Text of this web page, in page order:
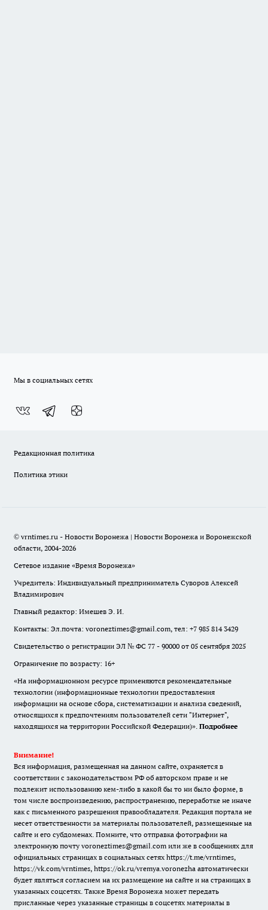
Мы в социальных сетях
Редакционная политика
Политика этики
© vrntimes.ru - Новости Воронежа | Новости Воронежа и Воронежской
области, 2004-2026
Сетевое издание «Время Воронежа»
Учредитель: Индивидуальный предприниматель Суворов Алексей
Владимирович
Главный редактор: Имешев Э. И.
Контакты: Эл.почта: voroneztimes@gmail.com, тел: +7 985 814 3429
Свидетельство о регистрации ЭЛ № ФС 77 - 90000 от 05 сентября 2025
Ограничение по возрасту: 16+
«На информационном ресурсе применяются рекомендательные
технологии (информационные технологии предоставления
информации на основе сбора, систематизации и анализа сведений,
относящихся к предпочтениям пользователей сети "Интернет",
находящихся на территории Российской Федерации)». Подробнее
Внимание!
Вся информация, размещенная на данном сайте, охраняется в
соответствии с законодательством РФ об авторском праве и не
подлежит использованию кем-либо в какой бы то ни было форме, в
том числе воспроизведению, распространению, переработке не иначе
как с письменного разрешения правообладателя. Редакция портала не
несет ответственности за материалы пользователей, размещенные на
сайте и его субдоменах. Помните, что отправка фотографии на
электронную почту voroneztimes@gmail.com или же в сообщениях для
официальных страницах в социальных сетях https://t.me/vrntimes,
https://vk.com/vrntimes, https://ok.ru/vremya.voronezha автоматически
будет являться согласием на их размещение на сайте и на страницах в
указанных соцсетях. Также Время Воронежа может передать
присланные через указанные страницы в соцсетях материалы в